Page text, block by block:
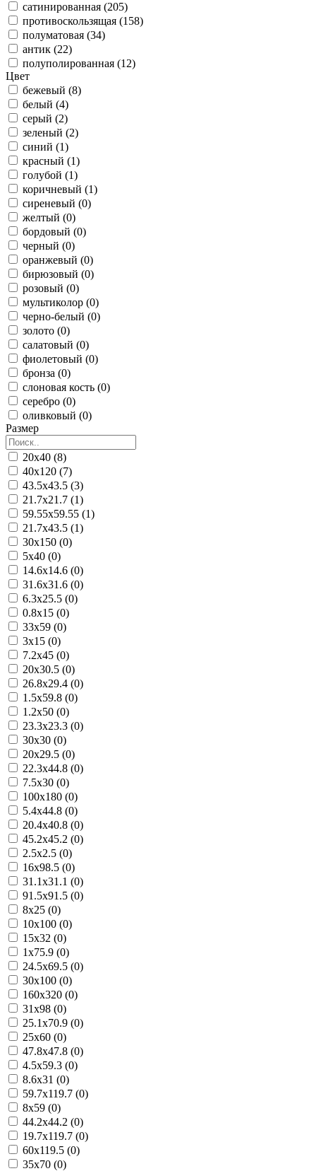
сатинированная (205)
противоскользящая (158)
полуматовая (34)
антик (22)
полуполированная (12)
Цвет
бежевый (8)
белый (4)
серый (2)
зеленый (2)
синий (1)
красный (1)
голубой (1)
коричневый (1)
сиреневый (0)
желтый (0)
бордовый (0)
черный (0)
оранжевый (0)
бирюзовый (0)
розовый (0)
мультиколор (0)
черно-белый (0)
золото (0)
салатовый (0)
фиолетовый (0)
бронза (0)
слоновая кость (0)
серебро (0)
оливковый (0)
Размер
20x40 (8)
40x120 (7)
43.5x43.5 (3)
21.7x21.7 (1)
59.55x59.55 (1)
21.7x43.5 (1)
30x150 (0)
5x40 (0)
14.6x14.6 (0)
31.6x31.6 (0)
6.3x25.5 (0)
0.8x15 (0)
33x59 (0)
3x15 (0)
7.2x45 (0)
20x30.5 (0)
26.8x29.4 (0)
1.5x59.8 (0)
1.2x50 (0)
23.3x23.3 (0)
30x30 (0)
20x29.5 (0)
22.3x44.8 (0)
7.5x30 (0)
100x180 (0)
5.4x44.8 (0)
20.4x40.8 (0)
45.2x45.2 (0)
2.5x2.5 (0)
16x98.5 (0)
31.1x31.1 (0)
91.5x91.5 (0)
8x25 (0)
10x100 (0)
15x32 (0)
1x75.9 (0)
24.5x69.5 (0)
30x100 (0)
160x320 (0)
31x98 (0)
25.1x70.9 (0)
25x60 (0)
47.8x47.8 (0)
4.5x59.3 (0)
8.6x31 (0)
59.7x119.7 (0)
8x59 (0)
44.2x44.2 (0)
19.7x119.7 (0)
60x119.5 (0)
35x70 (0)